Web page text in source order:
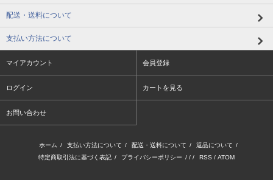
配送・送料について
支払い方法について
マイアカウント 会員登録
ログイン カートを見る
お問い合わせ
ホーム / 支払い方法について / 配送・送料について / 返品について /
特定商取引法に基づく表記 / プライバシーポリシー / / / RSS / ATOM